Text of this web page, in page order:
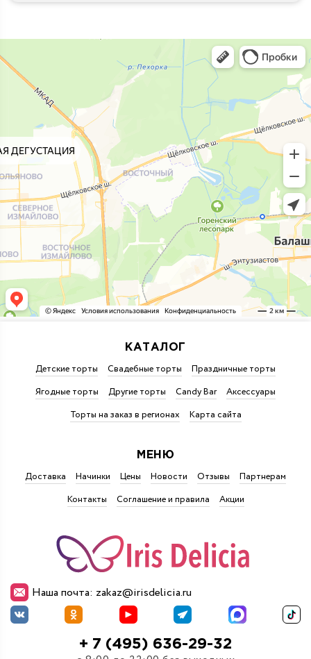
Наша почта: zakaz@irisdelicia.ru
+ 7 (495) 636-29-32
КАТАЛОГ
Детские торты Свадебные торты
Праздничные торты
Ягодные торты
Другие торты Candy Bar
Аксессуары
Торты на заказ в регионах
Карта сайта
МЕНЮ
Доставка Начинки Цены Новости Отзывы
Партнерам
Контакты
Соглашение и правила Акции